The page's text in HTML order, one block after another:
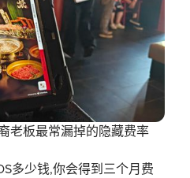
老板最常漏掉的隐藏费率
多少钱,你会得到三个月费